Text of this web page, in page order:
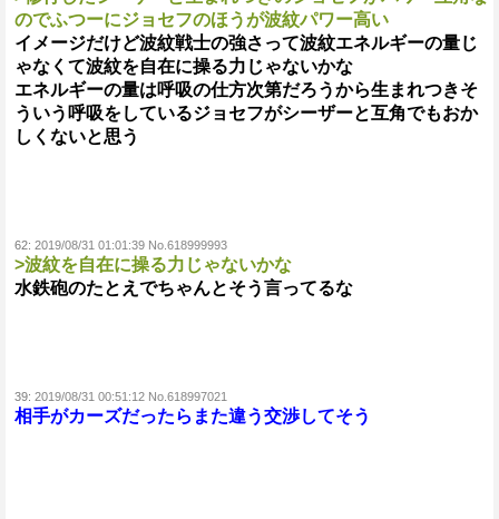
のでふつーにジョセフのほうが波紋パワー高い
イメージだけど波紋戦士の強さって波紋エネルギーの量じ
ゃなくて波紋を自在に操る力じゃないかな
エネルギーの量は呼吸の仕方次第だろうから生まれつきそ
ういう呼吸をしているジョセフがシーザーと互角でもおか
しくないと思う
62: 2019/08/31 01:01:39 No.618999993
>波紋を自在に操る力じゃないかな
水鉄砲のたとえでちゃんとそう言ってるな
39: 2019/08/31 00:51:12 No.618997021
相手がカーズだったらまた違う交渉してそう